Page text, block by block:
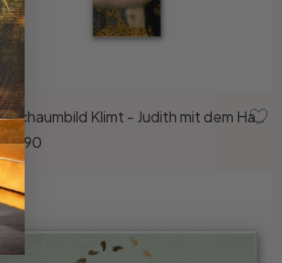
Hartschaumbild Klimt - Judith mit dem Haupt des Holofernes
86.90